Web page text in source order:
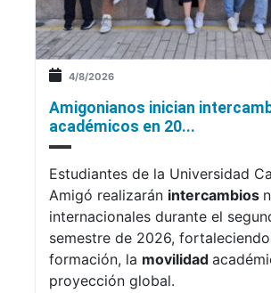
4/8/2026
Amigonianos inician
académicos en 20...
Estudiantes de la Universidad
Amigó realizarán intercambios
internacionales durante el
semestre de 2026,
formación, la movilidad
proyección global.